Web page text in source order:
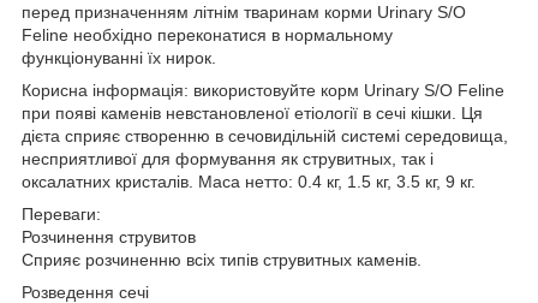
перед призначенням літнім тваринам корми Urinary S/O
Feline необхідно переконатися в нормальному
функціонуванні їх нирок.
Корисна інформація: використовуйте корм Urinary S/O Feline
при появі каменів невстановленої етіології в сечі кішки. Ця
дієта сприяє створенню в сечовидільній системі середовища,
несприятливої для формування як струвитных, так і
оксалатних кристалів. Маса нетто: 0.4 кг, 1.5 кг, 3.5 кг, 9 кг.
Переваги:
Розчинення струвитов
Сприяє розчиненню всіх типів струвитных каменів.
Розведення сечі